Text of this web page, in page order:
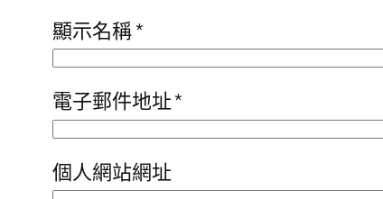
顯示名稱*
電子郵件地址*
個人網站網址